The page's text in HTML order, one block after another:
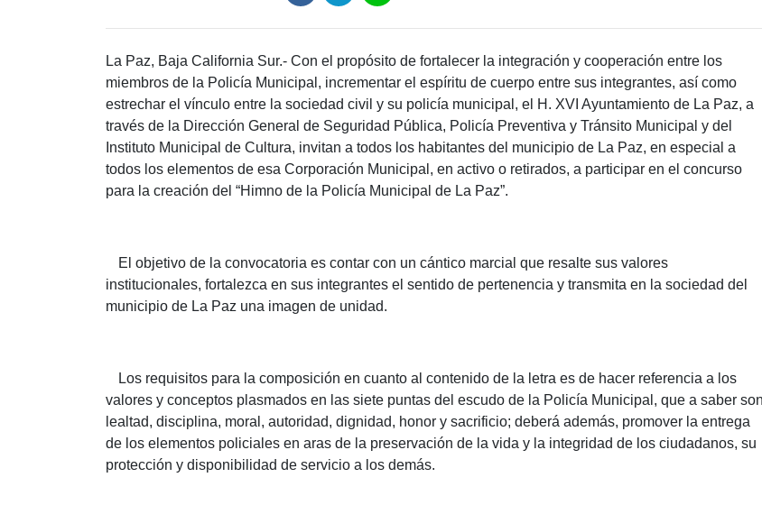
La Paz, Baja California Sur.- Con el propósito de fortalecer la integración y cooperación entre los
miembros de la Policía Municipal, incrementar el espíritu de cuerpo entre sus integrantes, así como
estrechar el vínculo entre la sociedad civil y su policía municipal, el H. XVI Ayuntamiento de La Paz, a
través de la Dirección General de Seguridad Pública, Policía Preventiva y Tránsito Municipal y del
Instituto Municipal de Cultura, invitan a todos los habitantes del municipio de La Paz, en especial a
todos los elementos de esa Corporación Municipal, en activo o retirados, a participar en el concurso
para la creación del “Himno de la Policía Municipal de La Paz”.
El objetivo de la convocatoria es contar con un cántico marcial que resalte sus valores
institucionales, fortalezca en sus integrantes el sentido de pertenencia y transmita en la sociedad del
municipio de La Paz una imagen de unidad.
Los requisitos para la composición en cuanto al contenido de la letra es de hacer referencia a los
valores y conceptos plasmados en las siete puntas del escudo de la Policía Municipal, que a saber son
lealtad, disciplina, moral, autoridad, dignidad, honor y sacrificio; deberá además, promover la entrega
de los elementos policiales en aras de la preservación de la vida y la integridad de los ciudadanos, su
protección y disponibilidad de servicio a los demás.